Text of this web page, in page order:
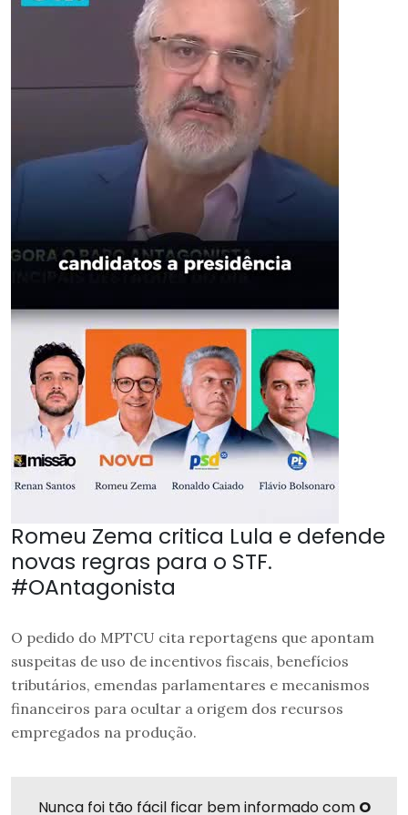
Romeu Zema critica Lula e defende
novas regras para o STF.
#OAntagonista
O pedido do MPTCU cita reportagens que apontam
suspeitas de uso de incentivos fiscais, benefícios
tributários, emendas parlamentares e mecanismos
financeiros para ocultar a origem dos recursos
empregados na produção.
Nunca foi tão fácil ficar bem informado com O